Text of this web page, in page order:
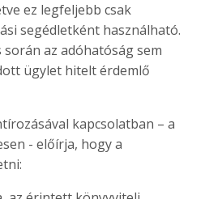
ez legfeljebb csak
segédletként használható.
az adóhatóság sem
ügylet hitelt érdemlő
kapcsolatban – a
- előírja, hogy a